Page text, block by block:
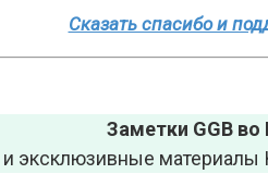
Сказать спасибо и
Заметки GGB во
эксклюзивные материалы